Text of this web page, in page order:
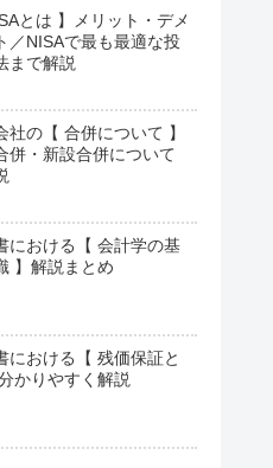
とは 】メリット・デメ
／NISAで最も最適な投
まで解説
社の【 合併について 】
併・新設合併について
における【 会計学の基
】解説まとめ
における【 残価保証と
かりやすく解説